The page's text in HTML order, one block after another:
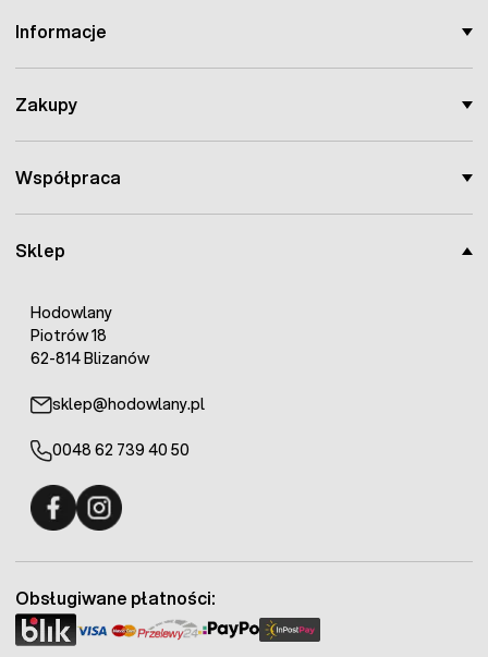
Sklep
Hodowlany
Piotrów 18
62-814 Blizanów
sklep@hodowlany.pl
0048 62 739 40 50
Informacje
Zakupy
Współpraca
Obsługiwane płatności: